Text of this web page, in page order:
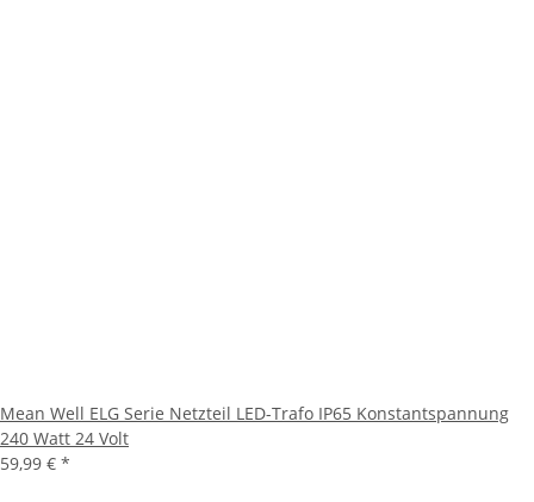
Mean Well ELG Serie Netzteil LED-Trafo IP65 Konstantspannung
240 Watt 24 Volt
59,99 € *